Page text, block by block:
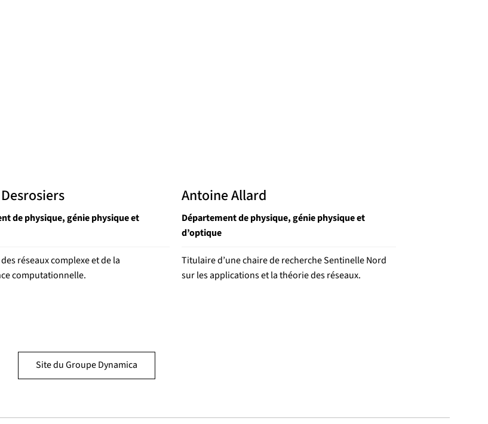
de physique, génie physique et
réseaux complexe et de la
computationnelle.
Antoine Allard
Département de physique, génie physique et
d’optique
Titulaire d’une chaire de recherche Sentinelle Nord
sur les applications et la théorie des réseaux.
Site du Groupe Dynamica